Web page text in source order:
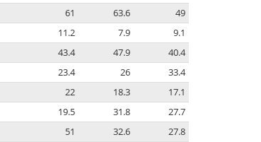
61 63.6
49
11.2 7.9
9.1
43.4 47.9
40.4
23.4 26
33.4
22 18.3
17.1
19.5 31.8
27.7
51 32.6
27.8